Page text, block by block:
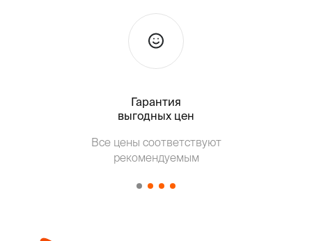
Гарантия
выгодных цен
Все цены соответствуют
рекомендуемым